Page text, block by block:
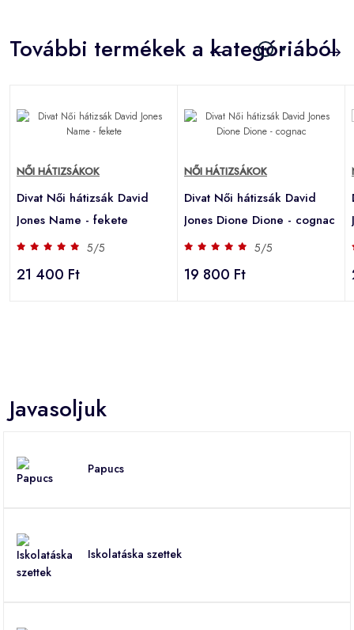
További termékek a kategóriából
NŐI HÁTIZSÁKOK
Divat Női hátizsák David
Jones Name - fekete
5/5
21 400 Ft
NŐI HÁTIZSÁKOK
Divat Női hátizsák David
Jones Dione Dione - cognac
5/5
19 800 Ft
Javasoljuk
Papucs
Iskolatáska szettek